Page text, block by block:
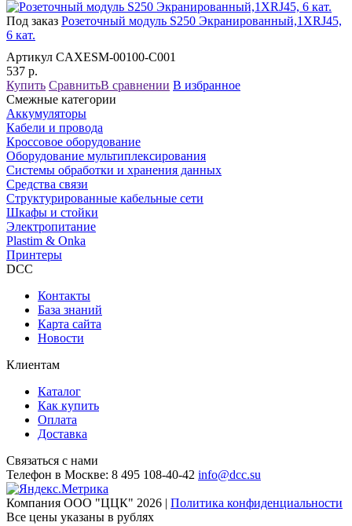
Под заказ Розеточный модуль S250 Экранированный,1XRJ45,
6 кат.
Артикул CAXESM-00100-C001
537 р.
Купить СравнитьВ сравнении В избранное
Смежные категории
Аккумуляторы
Кабели и провода
Кроссовое оборудование
Оборудование мультиплексирования
Системы обработки и хранения данных
Средства связи
Структурированные кабельные сети
Шкафы и стойки
Электропитание
Plastim & Onka
Принтеры
DCC
Контакты
База знаний
Карта сайта
Новости
Клиентам
Каталог
Как купить
Оплата
Доставка
Связаться с нами
Телефон в Москве: 8 495 108-40-42 info@dcc.su
Компания ООО "ЦЦК" 2026 | Политика конфиденциальности
Все цены указаны в рублях